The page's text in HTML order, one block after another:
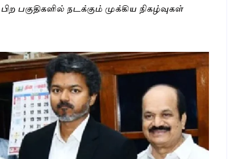
பிற பகுதிகளில் நடக்கும் முக்கிய நிகழ்வுகள்